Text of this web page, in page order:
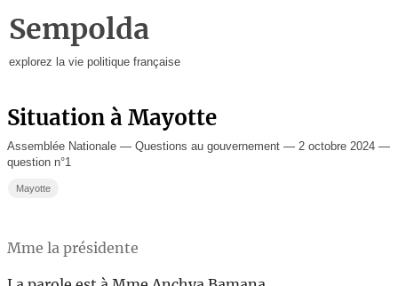
Sempolda
explorez la vie politique française
Situation à Mayotte
Assemblée Nationale — Questions au gouvernement — 2 octobre 2024 —
question n°1
Mayotte
Mme la présidente